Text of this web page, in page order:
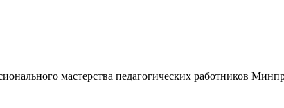
мастерства педагогических работников